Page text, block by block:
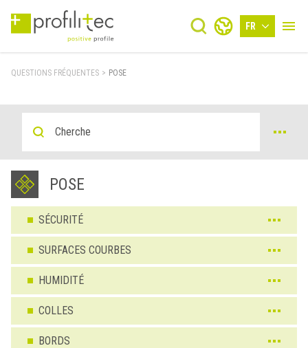
FR
QUESTIONS FRÉQUENTES > POSE
POSE
SÉCURITÉ
SURFACES COURBES
HUMIDITÉ
COLLES
BORDS